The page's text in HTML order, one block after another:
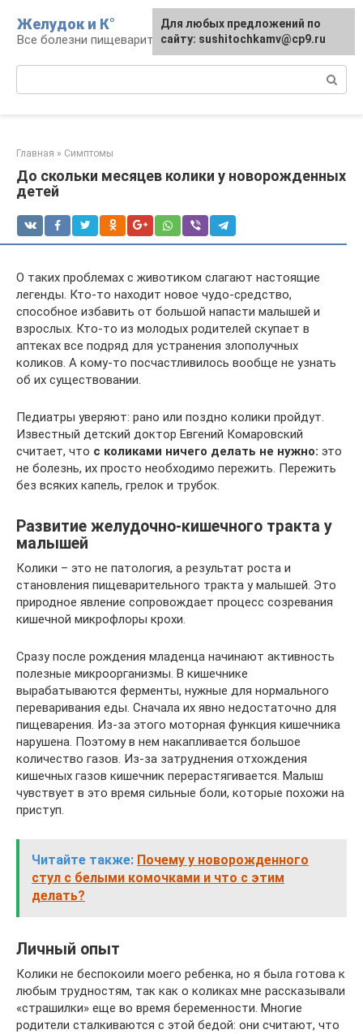
контенту
Желудок и К°
Все болезни пищеварительной системы
Главная » Симптомы
До скольки месяцев колики у новорожденных
детей
О таких проблемах с животиком слагают настоящие
легенды. Кто-то находит новое чудо-средство,
способное избавить от большой напасти малышей и
взрослых. Кто-то из молодых родителей скупает в
аптеках все подряд для устранения злополучных
коликов. А кому-то посчастливилось вообще не узнать
об их существовании.
Педиатры уверяют: рано или поздно колики пройдут.
Известный детский доктор Евгений Комаровский
считает, что с коликами ничего делать не нужно: это
не болезнь, их просто необходимо пережить. Пережить
без всяких капель, грелок и трубок.
Развитие желудочно-кишечного тракта у
малышей
Колики – это не патология, а результат роста и
становления пищеварительного тракта у малышей. Это
природное явление сопровождает процесс созревания
кишечной микрофлоры крохи.
Сразу после рождения младенца начинают активность
полезные микроорганизмы. В кишечнике
вырабатываются ферменты, нужные для нормального
переваривания еды. Сначала их явно недостаточно для
пищеварения. Из-за этого моторная функция кишечника
нарушена. Поэтому в нем накапливается большое
количество газов. Из-за затруднения отхождения
кишечных газов кишечник перерастягивается. Малыш
чувствует в это время сильные боли, которые похожи на
приступ.
Читайте также: Почему у новорожденного
стул с белыми комочками и что с этим
делать?
Личный опыт
Колики не беспокоили моего ребенка, но я была готова к
любым трудностям, так как о коликах мне рассказывали
«страшилки» еще во время беременности. Многие
родители сталкиваются с этой бедой: они считают, что
Для любых предложений по
сайту: podgeludka@cp9.ru
Для любых предложений по
сайту: sushitochkamv@cp9.ru